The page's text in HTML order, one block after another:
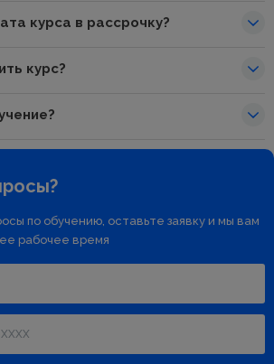
курса в рассрочку?
курс?
по обучению, оставьте заявку и мы вам
рабочее время